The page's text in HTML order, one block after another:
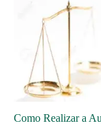
Como Realizar a